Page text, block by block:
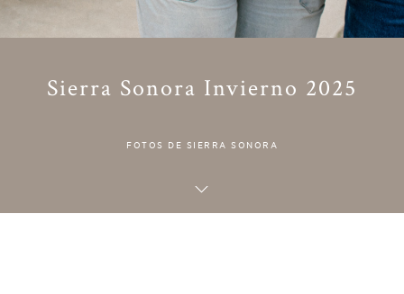
Sierra Sonora Invierno 2025
FOTOS DE SIERRA SONORA